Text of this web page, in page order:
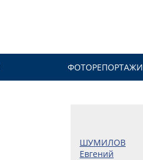
ФОТОРЕПОРТАЖИ
ШУМИЛОВ
Евгений